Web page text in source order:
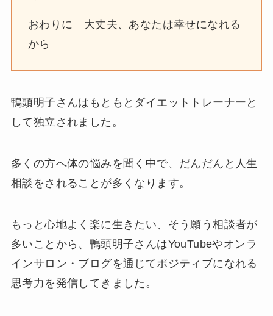
おわりに 大丈夫、あなたは幸せになれる
から
鴨頭明子さんはもともとダイエットトレーナーと
して独立されました。
多くの方へ体の悩みを聞く中で、だんだんと人生
相談をされることが多くなります。
もっと心地よく楽に生きたい、そう願う相談者が
多いことから、鴨頭明子さんはYouTubeやオンラ
インサロン・ブログを通じてポジティブになれる
思考力を発信してきました。